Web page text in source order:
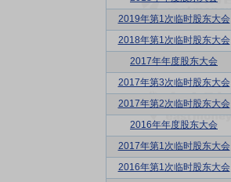
2019年第1次临时股东大会
2018年第1次临时股东大会
2017年年度股东大会
2017年第3次临时股东大会
2017年第2次临时股东大会
2016年年度股东大会
2017年第1次临时股东大会
2016年第1次临时股东大会